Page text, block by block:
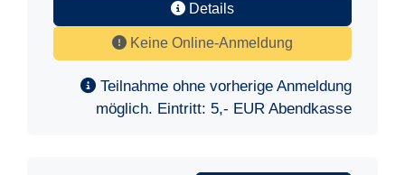
Details
Keine Online-Anmeldung
Teilnahme ohne vorherige Anmeldung
möglich. Eintritt: 5,- EUR Abendkasse